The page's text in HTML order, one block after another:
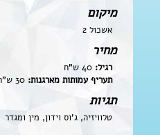
מיקום
אשכול 2
מחיר
רגיל:
תעריף עמותות מארגנות:
תגיות
טלוויזיה, ג'וס וידון, מין ומגדר